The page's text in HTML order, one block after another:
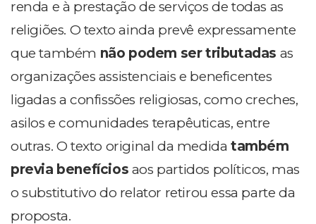
renda e à prestação de serviços de todas as
religiões. O texto ainda prevê expressamente
que também não podem ser tributadas as
organizações assistenciais e beneficentes
ligadas a confissões religiosas, como creches,
asilos e comunidades terapêuticas, entre
outras. O texto original da medidatambém
previa benefícios aos partidos políticos, mas
o substitutivo do relator retirou essa parte da
proposta.